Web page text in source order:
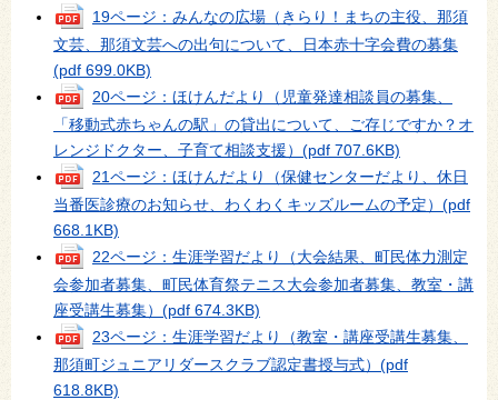
19ページ：みんなの広場（きらり！まちの主役、那須
文芸、那須文芸への出句について、日本赤十字会費の募集
(pdf 699.0KB)
20ページ：ほけんだより（児童発達相談員の募集、
「移動式赤ちゃんの駅」の貸出について、ご存じですか？オ
レンジドクター、子育て相談支援） (pdf 707.6KB)
21ページ：ほけんだより（保健センターだより、休日
当番医診療のお知らせ、わくわくキッズルームの予定） (pdf
668.1KB)
22ページ：生涯学習だより（大会結果、町民体力測定
会参加者募集、町民体育祭テニス大会参加者募集、教室・講
座受講生募集） (pdf 674.3KB)
23ページ：生涯学習だより（教室・講座受講生募集、
那須町ジュニアリダースクラブ認定書授与式） (pdf
618.8KB)